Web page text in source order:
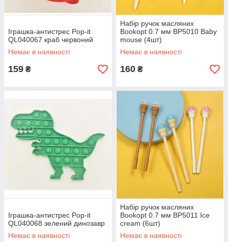
Іграшка-антистрес Pop-it
QL040067 краб червоний
Немає в наявності
159 ₴
Набір ручок масляних
Bookopt 0.7 мм BP5010 Baby
mouse (4шт)
Немає в наявності
160 ₴
Іграшка-антистрес Pop-it
QL040068 зелений динозавр
Немає в наявності
Набір ручок масляних
Bookopt 0.7 мм BP5011 Ice
cream (6шт)
Немає в наявності